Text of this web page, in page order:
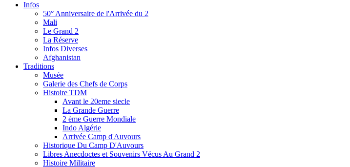
Infos
50° Anniversaire de l'Arrivée du 2
Mali
Le Grand 2
La Réserve
Infos Diverses
Afghanistan
Traditions
Musée
Galerie des Chefs de Corps
Histoire TDM
Avant le 20eme siecle
La Grande Guerre
2 ème Guerre Mondiale
Indo Algérie
Arrivée Camp d'Auvours
Historique Du Camp D'Auvours
Libres Anecdoctes et Souvenirs Vécus Au Grand 2
Histoire Militaire